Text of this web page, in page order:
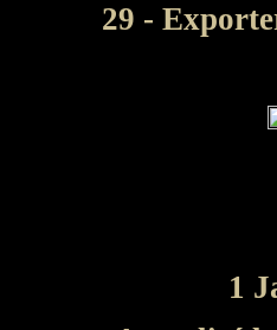
29 -
1